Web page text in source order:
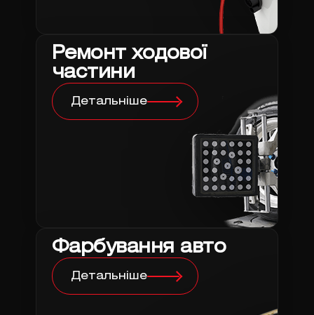
Ремонт ходової
частини
Детальніше
Фарбування авто
Детальніше